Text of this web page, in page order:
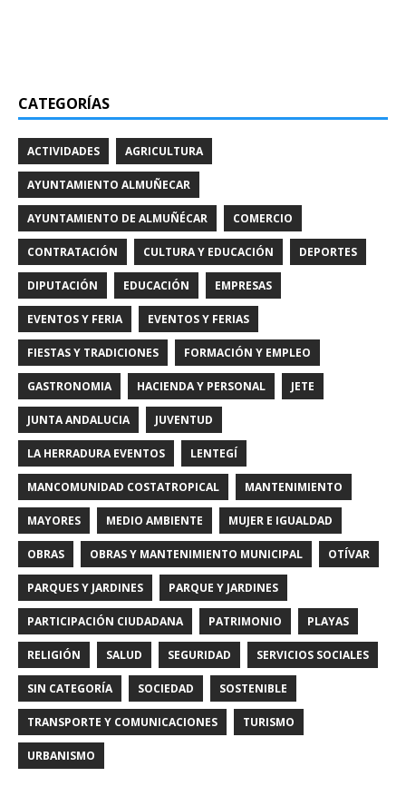
CATEGORÍAS
ACTIVIDADES AGRICULTURA
AYUNTAMIENTO ALMUÑECAR
AYUNTAMIENTO DE ALMUÑÉCAR COMERCIO
CONTRATACIÓN CULTURA Y EDUCACIÓN DEPORTES
DIPUTACIÓN EDUCACIÓN EMPRESAS
EVENTOS Y FERIA EVENTOS Y FERIAS
FIESTAS Y TRADICIONES FORMACIÓN Y EMPLEO
GASTRONOMIA HACIENDA Y PERSONAL JETE
JUNTA ANDALUCIA JUVENTUD
LA HERRADURA EVENTOS LENTEGÍ
MANCOMUNIDAD COSTATROPICAL MANTENIMIENTO
MAYORES MEDIO AMBIENTE MUJER E IGUALDAD
OBRAS OBRAS Y MANTENIMIENTO MUNICIPAL OTÍVAR
PARQUES Y JARDINES PARQUE Y JARDINES
PARTICIPACIÓN CIUDADANA PATRIMONIO PLAYAS
RELIGIÓN SALUD SEGURIDAD SERVICIOS SOCIALES
SIN CATEGORÍA SOCIEDAD SOSTENIBLE
TRANSPORTE Y COMUNICACIONES TURISMO
URBANISMO